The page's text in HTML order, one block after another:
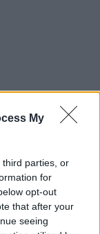
My
third parties, or
for
opt-out
that after your
seeing